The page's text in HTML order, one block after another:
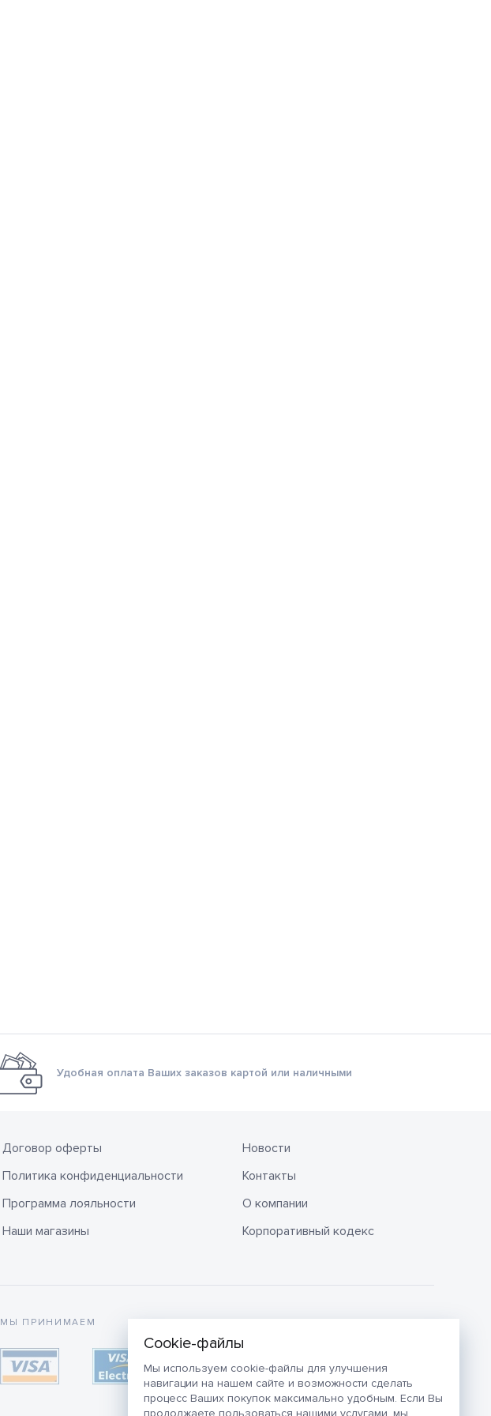
Мы используем cookie-файлы для улучшения
навигации на нашем сайте и возможности сделать
процесс Ваших покупок максимально удобным. Если Вы
продолжаете пользоваться нашими услугами, мы
Удобная оплата Ваших заказов картой или наличными
Договор оферты
Политика конфиденциальности
Программа лояльности
Наши магазины
Новости
Контакты
О компании
Корпоративный кодекс
МЫ ПРИНИМАЕМ